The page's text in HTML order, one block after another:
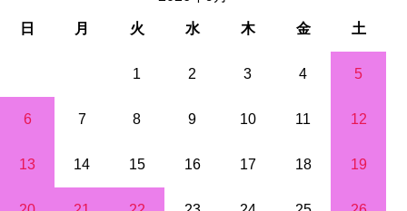
日 月 火 水 木 金 土
1 2 3 4 5
6 7 8 9 10 11 12
13 14 15 16 17 18 19